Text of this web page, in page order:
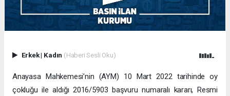
Erkek| Kadın (Haberi Sesli Oku)
Anayasa Mahkemesi’nin (AYM) 10 Mart 2022 tarihinde oy
çokluğu ile aldığı 2016/5903 başvuru numaralı kararı, Resmi